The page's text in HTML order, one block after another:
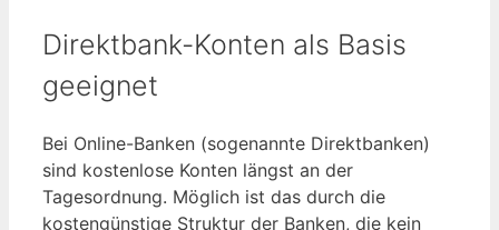
Direktbank-Konten als Basis
geeignet
Bei Online-Banken (sogenannte Direktbanken)
sind kostenlose Konten längst an der
Tagesordnung. Möglich ist das durch die
kostengünstige Struktur der Banken, die kein